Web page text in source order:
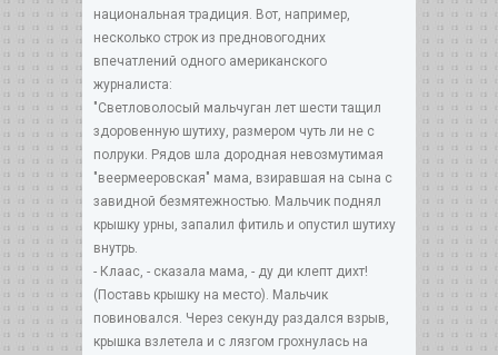
национальная традиция. Вот, например,
несколько строк из предновогодних
впечатлений одного американского
журналиста:
"Светловолосый мальчуган лет шести тащил
здоровенную шутиху, размером чуть ли не с
полруки. Рядов шла дородная невозмутимая
"веермееровская" мама, взиравшая на сына с
завидной безмятежностью. Мальчик поднял
крышку урны, запалил фитиль и опустил шутиху
внутрь.
- Клаас, - сказала мама, - ду ди клепт дихт!
(Поставь крышку на место). Мальчик
повиновался. Через секунду раздался взрыв,
крышка взлетела и с лязгом грохнулась на